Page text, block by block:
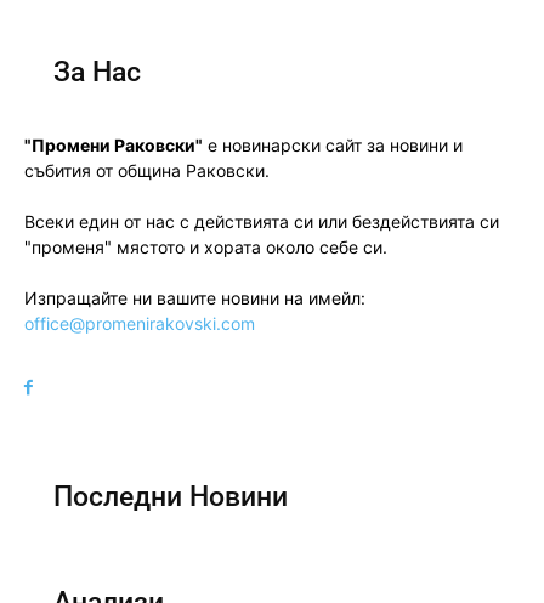
За Нас
"Промени Раковски" е новинарски сайт за новини и
събития от община Раковски.
Всеки един от нас с действията си или бездействията си
"променя" мястото и хората около себе си.
Изпращайте ни вашите новини на имейл:
office@promenirakovski.com
Последни Новини